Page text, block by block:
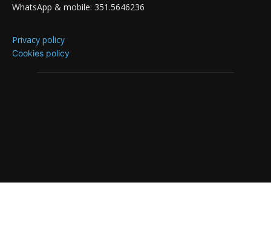
WhatsApp & mobile: 351.5646236
Privacy policy
Cookies policy